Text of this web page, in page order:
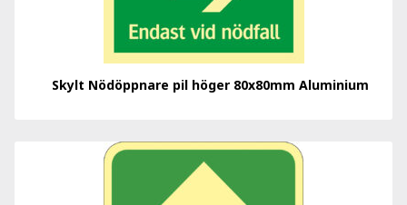
Skylt Nödöppnare pil höger 80x80mm Aluminium